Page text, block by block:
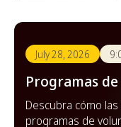
July 28, 2026
Programas
Descubra cómo
programas de